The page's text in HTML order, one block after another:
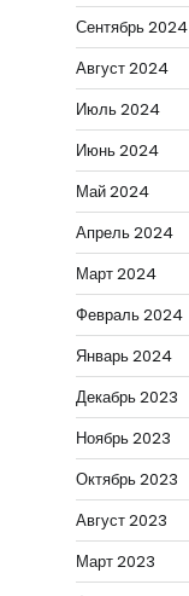
Сентябрь 2024
Август 2024
Июль 2024
Июнь 2024
Май 2024
Апрель 2024
Март 2024
Февраль 2024
Январь 2024
Декабрь 2023
Ноябрь 2023
Октябрь 2023
Август 2023
Март 2023